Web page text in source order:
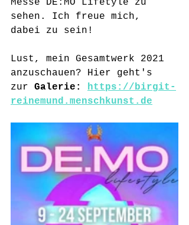
Messe DE:MO Lifetyle zu
sehen. Ich freue mich,
dabei zu sein!
Lust, mein Gesamtwerk 2021
anzuschauen? Hier geht's
zur Galerie: https://birgit-
reinemund.menschkunst.de